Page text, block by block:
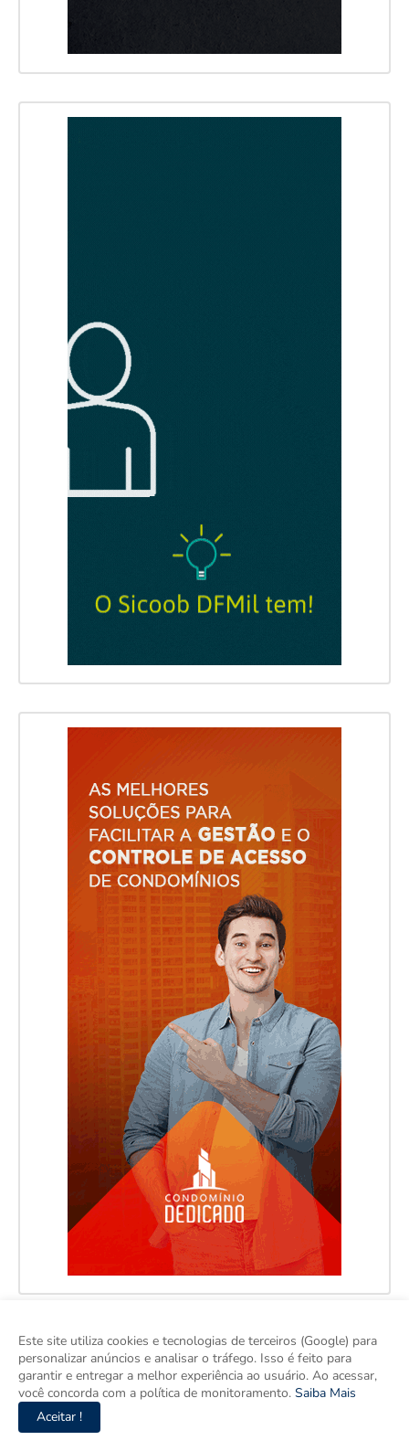
Este site utiliza cookies e tecnologias de terceiros (Google) para
personalizar anúncios e analisar o tráfego. Isso é feito para
garantir e entregar a melhor experiência ao usuário. Ao acessar,
você concorda com a política de monitoramento. Saiba Mais
Aceitar !